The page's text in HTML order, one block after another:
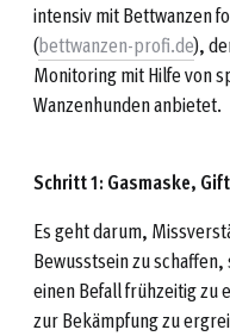
intensiv mit Bettwanzen
(bettwanzen-profi.de),
Monitoring mit Hilfe von
Wanzenhunden anbietet.
Schritt 1: Gasmaske,
Es geht darum,
Bewusstsein zu
einen Befall frühzeitig zu
zur Bekämpfung zu